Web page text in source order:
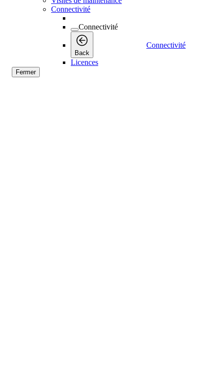
Connectivité
Connectivité
Back
Connectivité
Licences
Fermer